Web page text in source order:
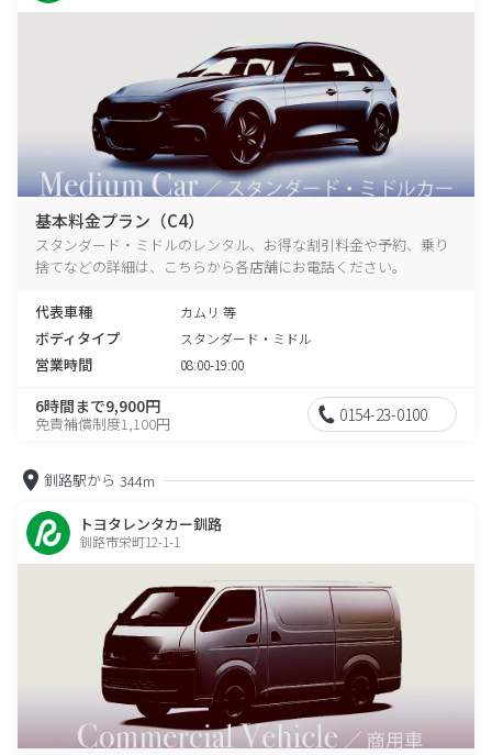
基本料金プラン（C4）
スタンダード・ミドルのレンタル、お得な割引料金や予約、乗り
捨てなどの詳細は、こちらから各店舗にお電話ください。
代表車種 カムリ 等
ボディタイプ スタンダード・ミドル
営業時間 08:00-19:00
6時間まで9,900円
免責補償制度1,100円 0154-23-0100
釧路駅から 344m
トヨタレンタカー釧路
釧路市栄町12-1-1